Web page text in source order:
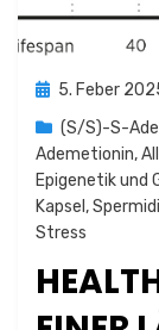
Posted
5. Feber
(S/S)-S-
Ademetionin,
Epigenetik und
Kapsel ,
Stress